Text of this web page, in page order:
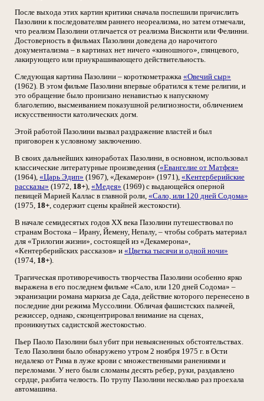
После выхода этих картин критики сначала поспешили причислить
Пазолини к последователям раннего неореализма, но затем отмечали,
что реализм Пазолини отличается от реализма Висконти или Фелинни.
Достоверность в фильмах Пазолини доведена до нарочитого
документализма – в картинах нет ничего «киношного», глянцевого,
лакирующего или приукрашивающего действительность.
Следующая картина Пазолини – короткометражка «Овечий сыр»
(1962). В этом фильме Пазолини впервые обратился к теме религии, и
это обращение было пронизано ненавистью к напускному
благолепию, высмеиванием показушной религиозности, обличением
искусственности католических догм.
Этой работой Пазолини вызвал раздражение властей и был
приговорен к условному заключению.
В своих дальнейших киноработах Пазолини, в основном, использовал
классические литературные произведения («Евангелие от Матфея»
(1964), «Царь Эдип» (1967), «Декамерон» (1971), «Кентерберийские
рассказы» (1972, 18+), «Медея» (1969) с выдающейся оперной
певицей Марией Каллас в главной роли, «Сало, или 120 дней Содома»
(1975, 18+, содержит сцены крайней жестокости).
В начале семидесятых годов XX века Пазолини путешествовал по
странам Востока – Ирану, Йемену, Непалу, – чтобы собрать материал
для «Трилогии жизни», состоящей из «Декамерона»,
«Кентерберийских рассказов» и «Цветка тысячи и одной ночи»
(1974, 18+).
Трагическая противоречивость творчества Пазолини особенно ярко
выражена в его последнем фильме «Сало, или 120 дней Содома» –
экранизации романа маркиза де Сада, действие которого перенесено в
последние дни режима Муссолини. Обличая фашистских палачей,
режиссер, однако, сконцентрировал внимание на сценах,
проникнутых садистской жестокостью.
Пьер Паоло Пазолини был убит при невыясненных обстоятельствах.
Тело Пазолини было обнаружено утром 2 ноября 1975 г. в Ости
недалеко от Рима в луже крови с множественными ранениями и
переломами. У него были сломаны десять ребер, руки, раздавлено
сердце, разбита челюсть. По трупу Пазолини несколько раз проехала
автомашина.